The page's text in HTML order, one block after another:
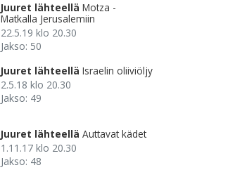
Juuret lähteellä Motza -
Matkalla Jerusalemiin
22.5.19 klo 20.30
Jakso: 50
Juuret lähteellä Israelin oliiviöljy
2.5.18 klo 20.30
Jakso: 49
Juuret lähteellä Auttavat kädet
1.11.17 klo 20.30
Jakso: 48